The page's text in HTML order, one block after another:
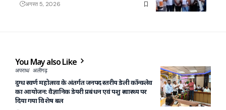
अगस्त 5, 2026
You May also Like
अपराध अलीगढ़
दुग्ध स्वर्ण महोत्सव के अंतर्गत जनपद स्तरीय डेली कॉन्क्लेव
का आयोजन: वैज्ञानिक डेयरी प्रबंधन एवं पशु स्वास्थ्य पर
दिया गया विशेष बल